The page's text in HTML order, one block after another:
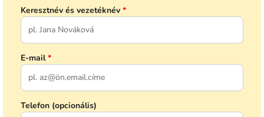
Keresztnév és vezetéknév *
E-mail*
Telefon (opcionális)